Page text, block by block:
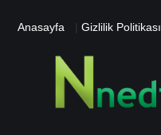
Anasayfa |Gizlilik Politikası